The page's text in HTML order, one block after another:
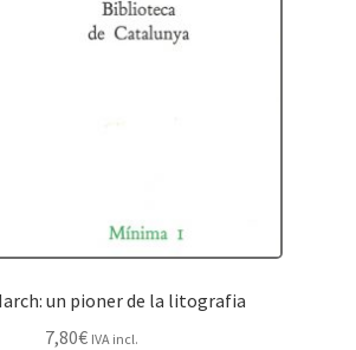
un pioner de la litografia
7,80€ IVA incl.